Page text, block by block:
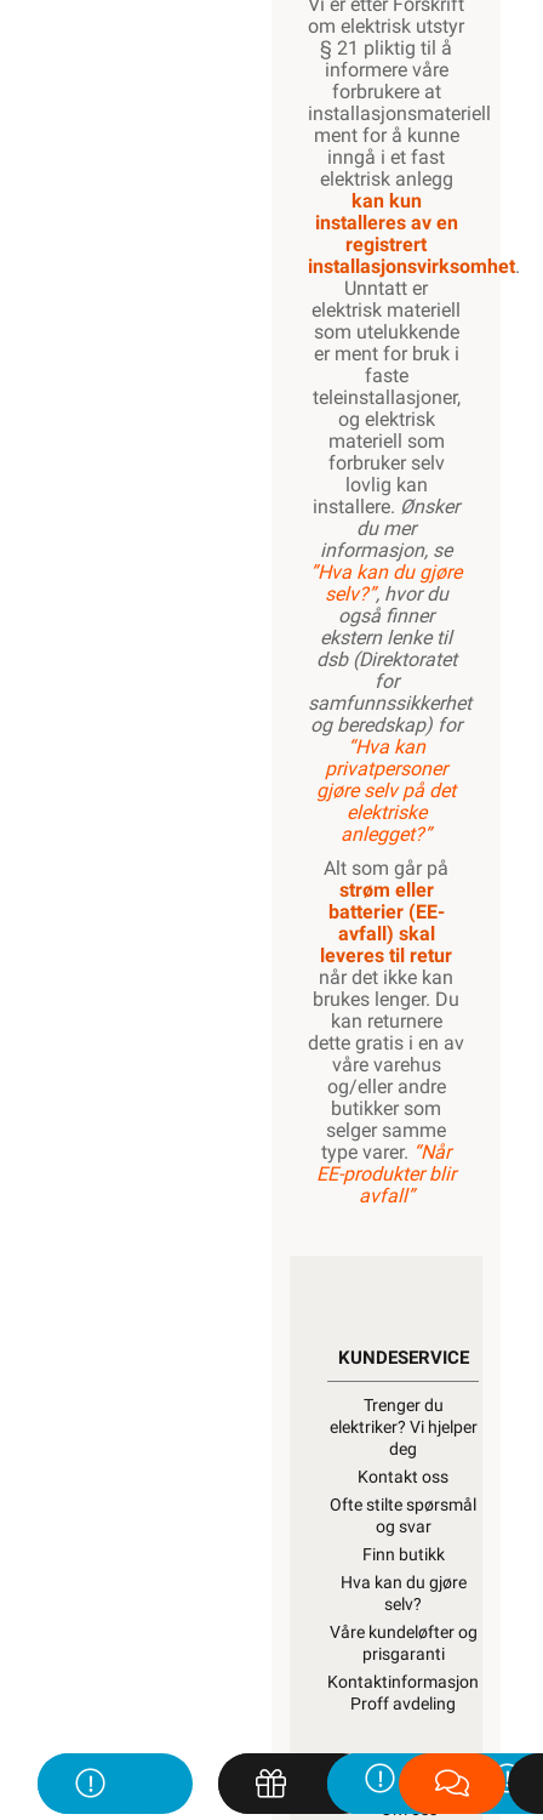
om elektrisk utstyr
§ 21 pliktig til å
informere våre
forbrukere at
installasjonsmateriell
ment for å kunne
inngå i et fast
elektrisk anlegg
kan kun
installeres av en
registrert
installasjonsvirksomhet.
Unntatt er
elektrisk materiell
som utelukkende
er ment for bruk i
faste
teleinstallasjoner,
og elektrisk
materiell som
forbruker selv
lovlig kan
installere. Ønsker
du mer
informasjon, se
”Hva kan du gjøre
selv?”, hvor du
også finner
ekstern lenke til
dsb (Direktoratet
for
samfunnssikkerhet
og beredskap) for
“Hva kan
privatpersoner
gjøre selv på det
elektriske
anlegget?”
Alt som går på
strøm eller
batterier (EE-
avfall) skal
leveres til retur
når det ikke kan
brukes lenger. Du
kan returnere
dette gratis i en av
våre varehus
og/eller andre
butikker som
selger samme
type varer. “Når
EE-produkter blir
avfall”
KUNDESERVICE
Trenger du
elektriker? Vi hjelper
deg
Kontakt oss
Ofte stilte spørsmål
og svar
Finn butikk
Hva kan du gjøre
selv?
Våre kundeløfter og
prisgaranti
Kontaktinformasjon
Proff avdeling
OM OSS
Om oss